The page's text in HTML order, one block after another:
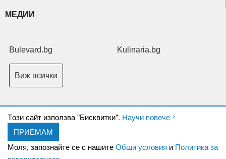
Tози сайт използва "Бисквитки". Научи повече
ПРИЕМАМ
Моля, запознайте се с нашитеОбщи условия и Политика за
МЕДИИ
Bulevard.bg Kulinaria.bg
Виж всички
Copyright © 2026 Ксениум ООД. Всички права запазени.
XeniumCompany.com